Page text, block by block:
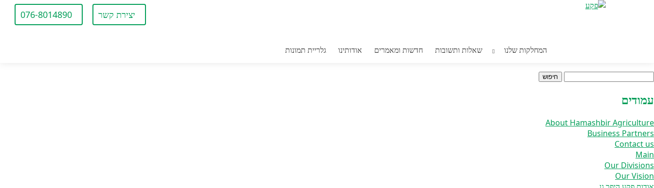
לאזור
תוכן
076-8014890 יצירת קשר
המחלקות שלנו שאלות ותשובות חדשות ומאמרים אודותינו גלריית תמונות
/ מקטפת קומבי גדולה מפלדת אל חלד תבור
מקטפת קומבי גדולה מפלדת אל חלד תבור
חיפוש:
עמודים
About Hamashbir Agriculture
Business Partners
Contact us
Main
Our Divisions
Our Vision